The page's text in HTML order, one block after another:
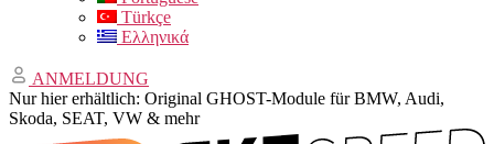
Türkçe
Ελληνικά
ANMELDUNG
Nur hier erhältlich: Original GHOST-Module für BMW, Audi,
Skoda, SEAT, VW & mehr